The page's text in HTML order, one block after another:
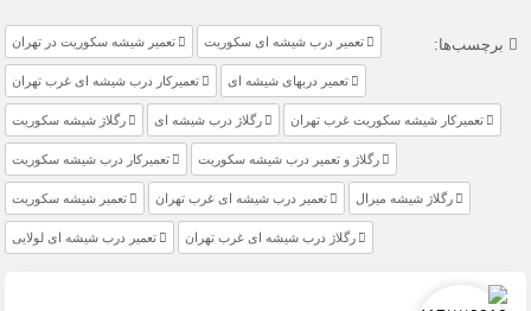
برچسب‌ها: تعمیر درب شیشه ای سکوریت تعمیر شیشه سکوریت در تهران
تعمیر دربهای شیشه ای تعمیرکار درب شیشه ای غرب تهران
تعمیرکار شیشه سکوریت غرب تهران رگلاژ درب شیشه ای رگلاژ شیشه سکوریت
رگلاژ و تعمیر درب شیشه سکوریت تعمیرکار درب شیشه سکوریت
رگلاژ شیشه میرال تعمیر درب شیشه ای غرب تهران تعمیر شیشه سکوریت
رگلاژ درب شیشه ای غرب تهران تعمیر درب شیشه ای لولایی